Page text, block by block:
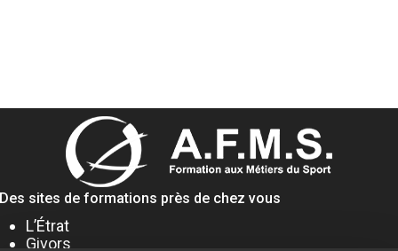
sites de formations près de chez vous
L’Étrat
Givors